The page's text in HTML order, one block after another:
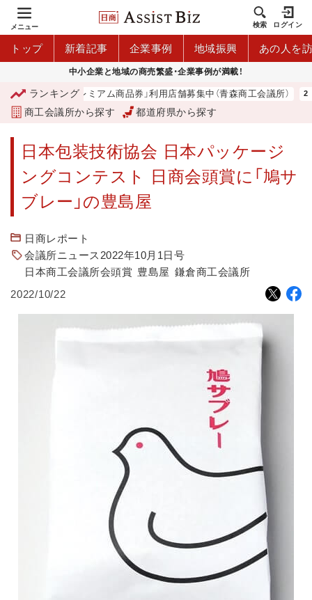
メニュー 検索 ログイン
トップ 新着記事 企業事例 地域振興 あの人を
中小企業と地域の商売繁盛・企業事例が満載！
ランキング
「青森市プレミアム商品券」利用店舗募集中（青森商工会議所）
商工会議所から探す 都道府県から探す
日本包装技術協会 日本パッケージ
ングコンテスト 日商会頭賞に「鳩サ
ブレー」の豊島屋
日商レポート
会議所ニュース2022年10月1日号
日本商工会議所会頭賞 豊島屋 鎌倉商工会議所
2022/10/22